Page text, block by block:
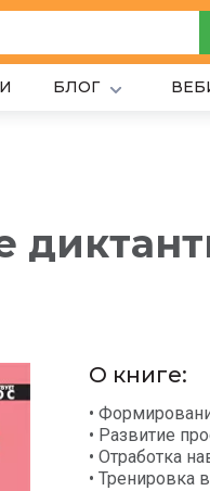
БЛОГ
О книге:
•
• Развитие
• Отработка
• Тренировка